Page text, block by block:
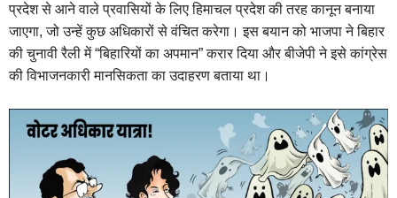
प्रदेश से आने वाले प्रवासियों के लिए हिमाचल प्रदेश की तरह कानून बनाया
जाएगा, जो उन्हें कुछ अधिकारों से वंचित करेगा। इस बयान को भाजपा ने बिहार
की चुनावी रैली में “बिहारियों का अपमान” करार दिया और बीजेपी ने इसे कांग्रेस
की विभाजनकारी मानसिकता का उदाहरण बताया था।